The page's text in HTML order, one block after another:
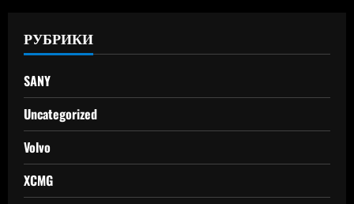
РУБРИКИ
SANY
Uncategorized
Volvo
XCMG